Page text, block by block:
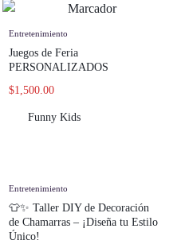
Entretenimiento
Juegos de Feria
PERSONALIZADOS
$1,500.00
Funny Kids
Entretenimiento
👕✨ Taller DIY de Decoración
de Chamarras – ¡Diseña tu Estilo
Único!